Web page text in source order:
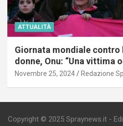
ATTUALITÀ
Giornata mondiale contro
donne, Onu: “Una vittima
Novembre 25, 2024 Redazione
Copyright © 2025 Spraynews.it -